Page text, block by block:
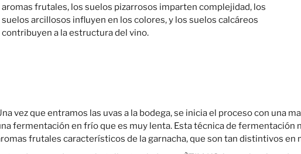
aromas frutales, los suelos pizarrosos imparten complejidad, los
suelos arcillosos influyen en los colores, y los suelos calcáreos
contribuyen a la estructura del vino.
vez que entramos las uvas a la bodega, se inicia el proceso con una
fermentación en frío que es muy lenta. Esta técnica de fermentación
frutales característicos de la garnacha, que son tan distintivos en